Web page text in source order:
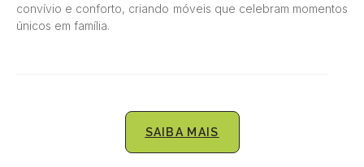
convívio e conforto, criando móveis que celebram momentos
únicos em família.
SAIBA MAIS